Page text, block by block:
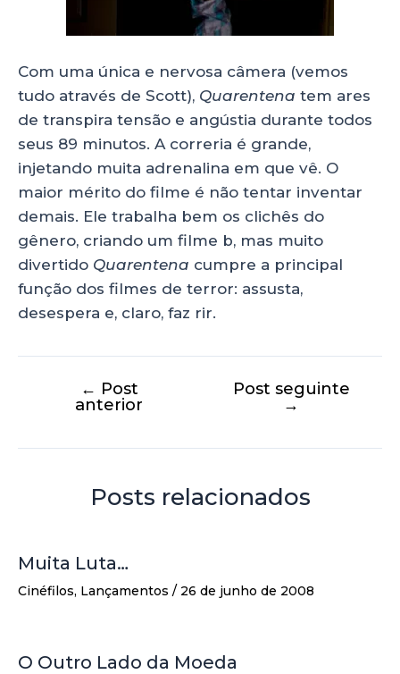
Com uma única e nervosa câmera (vemos
tudo através de Scott), Quarentena tem ares
de transpira tensão e angústia durante todos
seus 89 minutos. A correria é grande,
injetando muita adrenalina em que vê. O
maior mérito do filme é não tentar inventar
demais. Ele trabalha bem os clichês do
gênero, criando um filme b, mas muito
divertido Quarentena cumpre a principal
função dos filmes de terror: assusta,
desespera e, claro, faz rir.
← Post
anterior
Post seguinte
→
Posts relacionados
Muita Luta…
Cinéfilos, Lançamentos / 26 de junho de 2008
O Outro Lado da Moeda